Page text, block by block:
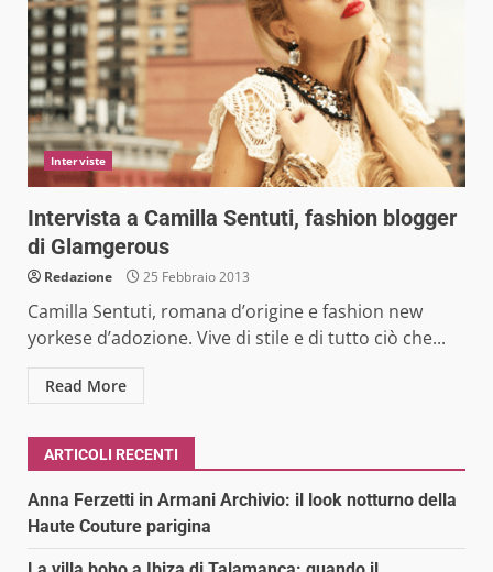
Interviste
Intervista a Camilla Sentuti, fashion blogger
di Glamgerous
Redazione 25 Febbraio 2013
Camilla Sentuti, romana d’origine e fashion new
yorkese d’adozione. Vive di stile e di tutto ciò che...
Read More
ARTICOLI RECENTI
Anna Ferzetti in Armani Archivio: il look notturno della
Haute Couture parigina